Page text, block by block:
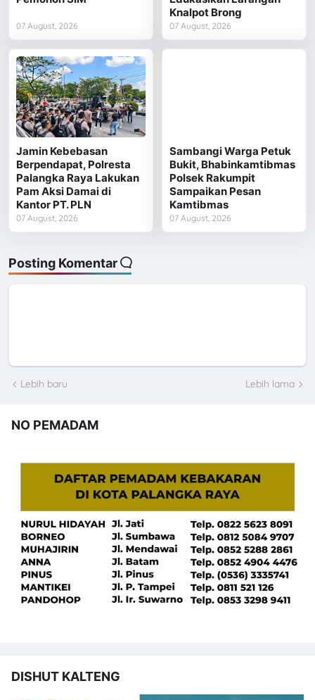
07 August, 2026
Knalpot Brong
07 August, 2026
Jamin Kebebasan
Berpendapat, Polresta
Palangka Raya Lakukan
Pam Aksi Damai di
Kantor PT. PLN
07 August, 2026
Sambangi Warga Petuk
Bukit, Bhabinkamtibmas
Polsek Rakumpit
Sampaikan Pesan
Kamtibmas
07 August, 2026
Posting Komentar
Lebih baru Lebih lama
NO PEMADAM
DISHUT KALTENG